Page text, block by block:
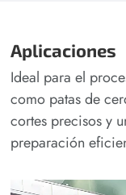
Aplicaciones
Ideal para el
como patas de
cortes precisos y
preparación